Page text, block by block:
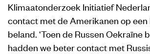
Klimaatonderzoek Initiatief
contact met de Amerikanen op een
beland. ‘Toen de Russen Oekraïne
hadden we beter contact met